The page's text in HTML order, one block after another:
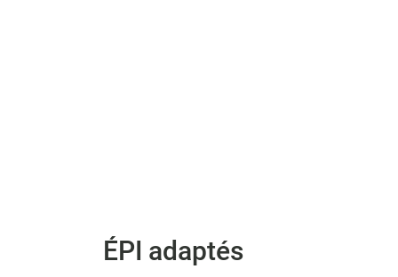
ÉPI adaptés